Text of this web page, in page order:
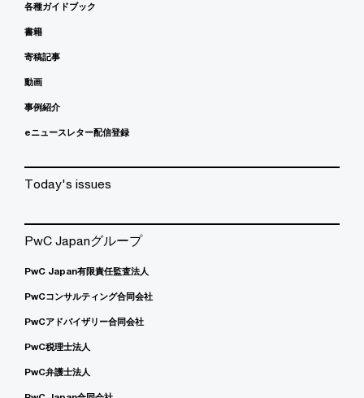
各種ガイドブック
書籍
寄稿記事
動画
事例紹介
eニュースレター配信登録
Today's issues
PwC Japanグループ
PwC Japan有限責任監査法人
PwCコンサルティング合同会社
PwCアドバイザリー合同会社
PwC税理士法人
PwC弁護士法人